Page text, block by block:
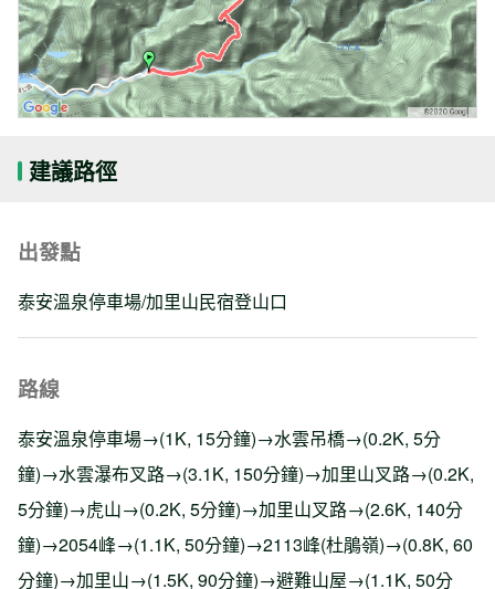
建議路徑
出發點
泰安溫泉停車場/加里山民宿登山口
路線
泰安溫泉停車場→(1K, 15分鐘)→水雲吊橋→(0.2K, 5分
鐘)→水雲瀑布叉路→(3.1K, 150分鐘)→加里山叉路→(0.2K,
5分鐘)→虎山→(0.2K, 5分鐘)→加里山叉路→(2.6K, 140分
鐘)→2054峰→(1.1K, 50分鐘)→2113峰(杜鵑嶺)→(0.8K, 60
分鐘)→加里山→(1.5K, 90分鐘)→避難山屋→(1.1K, 50分